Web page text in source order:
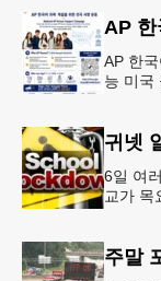
AP 한
AP 한
능 미국
귀넷
6일 여
교가 목